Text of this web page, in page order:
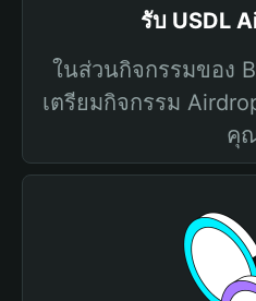
รับ USDL
ในส่วนกิจกรรมของ
เตรียมกิจกรรม
คุ